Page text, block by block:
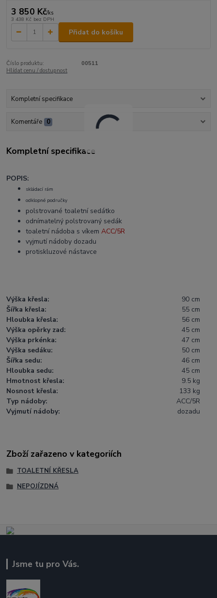
3 850 Kč/ks
3 438 Kč bez DPH
Přidat do košíku
Číslo produktu:
00511
Hlídat cenu / dostupnost
Kompletní specifikace
Komentáře 0
Kompletní specifikace
POPIS:
skládací rám
odklopné područky
polstrované toaletní sedátko
odnímatelný polstrovaný sedák
toaletní nádoba s víkemACC/5R
vyjmutí nádoby dozadu
protiskluzové nástavce
Výška křesla:
90 cm
Šířka křesla:
55 cm
Hloubka křesla:
56 cm
Výška opěrky zad:
45 cm
Výška prkénka:
47 cm
Výška sedáku:
50 cm
Šířka sedu:
46 cm
Hloubka sedu:
45 cm
Hmotnost křesla:
9.5 kg
Nosnost křesla:
133 kg
Typ nádoby:
ACC/5R
Vyjmutí nádoby:
dozadu
Zboží zařazeno v kategoriích
TOALETNÍ KŘESLA
NEPOJÍZDNÁ
Jsme tu pro Vás.